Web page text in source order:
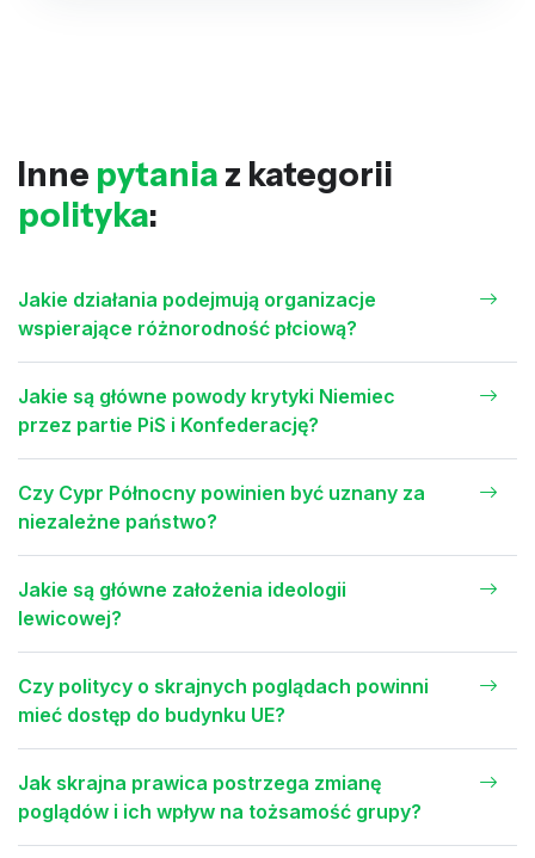
Inne pytania z kategorii
polityka:
Jakie działania podejmują organizacje
wspierające różnorodność płciową?
Jakie są główne powody krytyki Niemiec
przez partie PiS i Konfederację?
Czy Cypr Północny powinien być uznany za
niezależne państwo?
Jakie są główne założenia ideologii
lewicowej?
Czy politycy o skrajnych poglądach powinni
mieć dostęp do budynku UE?
Jak skrajna prawica postrzega zmianę
poglądów i ich wpływ na tożsamość grupy?